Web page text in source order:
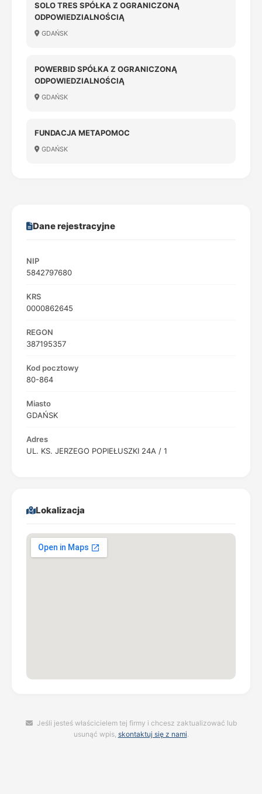
SOLO TRES SPÓŁKA Z OGRANICZONĄ
ODPOWIEDZIALNOŚCIĄ
GDAŃSK
POWERBID SPÓŁKA Z OGRANICZONĄ
ODPOWIEDZIALNOŚCIĄ
GDAŃSK
FUNDACJA METAPOMOC
GDAŃSK
Dane rejestracyjne
NIP
5842797680
KRS
0000862645
REGON
387195357
Kod pocztowy
80-864
Miasto
GDAŃSK
Adres
UL. KS. JERZEGO POPIEŁUSZKI 24A / 1
Lokalizacja
Jeśli jesteś właścicielem tej firmy i chcesz zaktualizować lub
usunąć wpis, skontaktuj się z nami.